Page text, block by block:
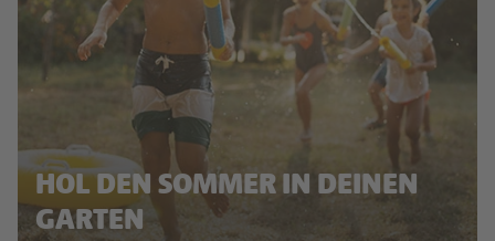
HOL DEN SOMMER IN DEINEN
GARTEN